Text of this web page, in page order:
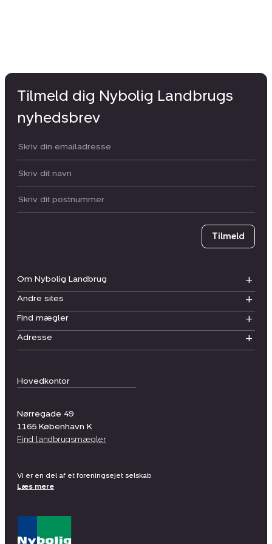
Hovedkontor
Nørregade 49
1165 København K
Find landbrugsmægler
Om Nybolig Landbrug
Andre sites
Find mægler
Adresse
Tilmeld dig Nybolig Landbrugs
nyhedsbrev
Din email:
Dit navn:
Postnummer
Tilmeld
Vi er en del af et foreningsejet selskab
Læs mere